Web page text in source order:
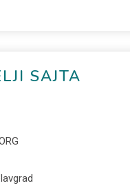
SAJTA